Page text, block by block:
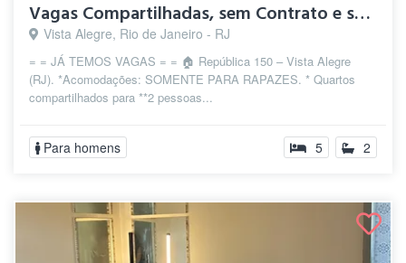
Vagas Compartilhadas, sem Contrato e sem...
Vista Alegre, Rio de Janeiro - RJ
= = JÁ TEMOS VAGAS = = 🏠 República 150 – Vista Alegre
(RJ). *Acomodações: SOMENTE PARA RAPAZES. * Quartos
compartilhados para **2 pessoas...
Para homens 5 2